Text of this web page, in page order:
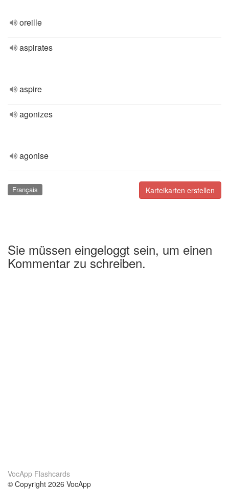
oreille
aspirates
aspire
agonizes
agonise
Karteikarten erstellen
Français
Sie müssen eingeloggt sein, um einen
Kommentar zu schreiben.
VocApp Flashcards
© Copyright 2026 VocApp